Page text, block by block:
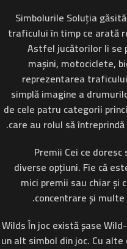
Simbolurile Soluția
traficului în timp ce arată
Astfel jucătorilor li se
mașini, motociclete,
reprezentarea
simplă imagine a
de cele patru categorii
care au rolul să
Premii Cei ce
diverse opțiuni. Fie că
mici premii sau chiar și
concentrare și
WildsÎn joc există șase
un alt simbol din joc. Cu